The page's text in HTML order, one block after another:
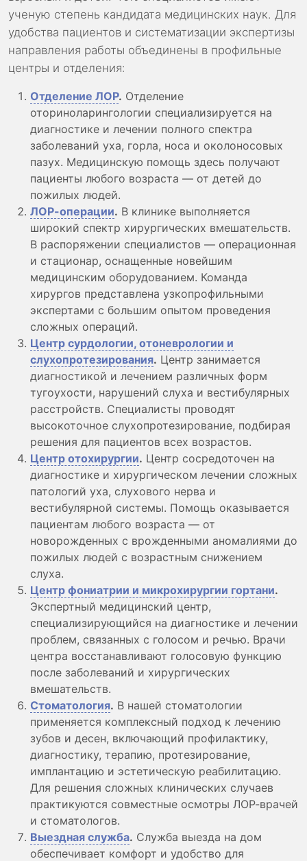
ученую степень кандидата медицинских наук. Для
удобства пациентов и систематизации экспертизы
направления работы объединены в профильные
центры и отделения:
Отделение ЛОР. Отделение
оториноларингологии специализируется на
диагностике и лечении полного спектра
заболеваний уха, горла, носа и околоносовых
пазух. Медицинскую помощь здесь получают
пациенты любого возраста — от детей до
пожилых людей.
ЛОР-операции. В клинике выполняется
широкий спектр хирургических вмешательств.
В распоряжении специалистов — операционная
и стационар, оснащенные новейшим
медицинским оборудованием. Команда
хирургов представлена узкопрофильными
экспертами с большим опытом проведения
сложных операций.
Центр сурдологии, отоневрологии и
слухопротезирования. Центр занимается
диагностикой и лечением различных форм
тугоухости, нарушений слуха и вестибулярных
расстройств. Специалисты проводят
высокоточное слухопротезирование, подбирая
решения для пациентов всех возрастов.
Центр отохирургии. Центр сосредоточен на
диагностике и хирургическом лечении сложных
патологий уха, слухового нерва и
вестибулярной системы. Помощь оказывается
пациентам любого возраста — от
новорожденных с врожденными аномалиями до
пожилых людей с возрастным снижением
слуха.
Центр фониатрии и микрохирургии гортани.
Экспертный медицинский центр,
специализирующийся на диагностике и лечении
проблем, связанных с голосом и речью. Врачи
центра восстанавливают голосовую функцию
после заболеваний и хирургических
вмешательств.
Стоматология. В нашей стоматологии
применяется комплексный подход к лечению
зубов и десен, включающий профилактику,
диагностику, терапию, протезирование,
имплантацию и эстетическую реабилитацию.
Для решения сложных клинических случаев
практикуются совместные осмотры ЛОР-врачей
и стоматологов.
Выездная служба. Служба выезда на дом
обеспечивает комфорт и удобство для